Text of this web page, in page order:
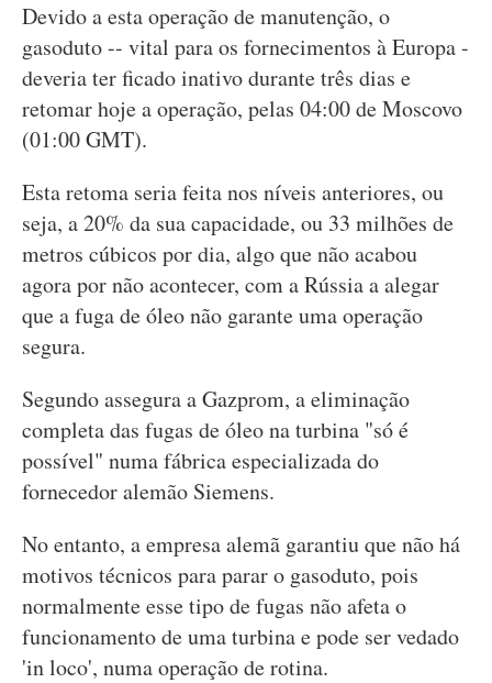
Devido a esta operação de manutenção, o
gasoduto -- vital para os fornecimentos à Europa -
deveria ter ficado inativo durante três dias e
retomar hoje a operação, pelas 04:00 de Moscovo
(01:00 GMT).
Esta retoma seria feita nos níveis anteriores, ou
seja, a 20% da sua capacidade, ou 33 milhões de
metros cúbicos por dia, algo que não acabou
agora por não acontecer, com a Rússia a alegar
que a fuga de óleo não garante uma operação
segura.
Segundo assegura a Gazprom, a eliminação
completa das fugas de óleo na turbina "só é
possível" numa fábrica especializada do
fornecedor alemão Siemens.
No entanto, a empresa alemã garantiu que não há
motivos técnicos para parar o gasoduto, pois
normalmente esse tipo de fugas não afeta o
funcionamento de uma turbina e pode ser vedado
'in loco', numa operação de rotina.